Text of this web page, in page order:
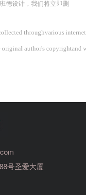
班德设计 ，我们将立即删
throughvarious
author's copyrightand
号圣爱大厦